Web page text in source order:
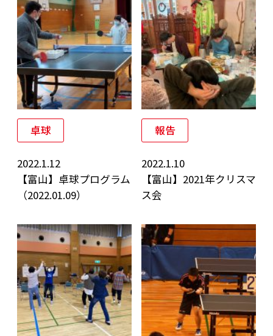
卓球
2022.1.12
【富山】卓球プログラム
（2022.01.09）
報告
2022.1.10
【富山】2021年クリスマ
ス会